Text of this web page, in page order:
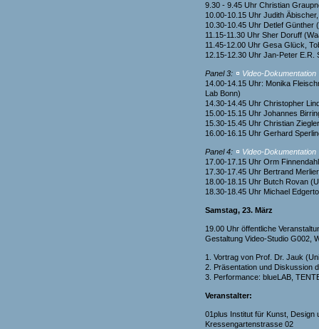
9.30 - 9.45 Uhr Christian
10.00-10.15 Uhr Judith
10.30-10.45 Uhr Detlef Günther
11.15-11.30 Uhr Sher Doruff
11.45-12.00 Uhr Gesa Glück,
12.15-12.30 Uhr Jan-Peter E.R.
Panel 3:
Video-Dokumentation
14.00-14.15 Uhr: Monika
Lab Bonn)
14.30-14.45 Uhr Christopher
15.00-15.15 Uhr Johannes
15.30-15.45 Uhr Christian
16.00-16.15 Uhr Gerhard
Panel 4:
Video-Dokumentation
17.00-17.15 Uhr Orm
17.30-17.45 Uhr Bertrand
18.00-18.15 Uhr Butch Rovan
18.30-18.45 Uhr Michael
Samstag, 23. März
19.00 Uhr öffentliche
Gestaltung Video-Studio G002,
1. Vortrag von Prof. Dr. Jauk
2. Präsentation und Diskussion
3. Performance: blueLAB,
Veranstalter:
01plus Institut für Kunst, Design
Kressengartenstrasse 02